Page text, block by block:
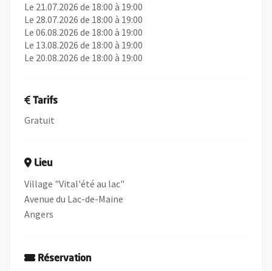
Le 21.07.2026 de 18:00 à 19:00
Le 28.07.2026 de 18:00 à 19:00
Le 06.08.2026 de 18:00 à 19:00
Le 13.08.2026 de 18:00 à 19:00
Le 20.08.2026 de 18:00 à 19:00
Tarifs
Gratuit
Lieu
Village "Vital'été au lac"
Avenue du Lac-de-Maine
Angers
Réservation